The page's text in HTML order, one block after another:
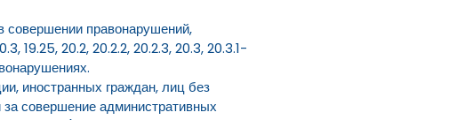
совершении правонарушений,
19.25, 20.2, 20.2.2, 20.2.3, 20.3, 20.3.1-
иностранных граждан, лиц без
за совершение административных